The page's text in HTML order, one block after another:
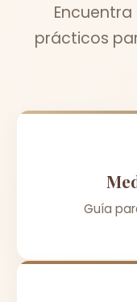
prácticos
Guía